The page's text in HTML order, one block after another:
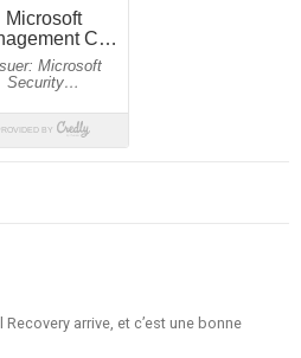
arrive, et c’est une bonne